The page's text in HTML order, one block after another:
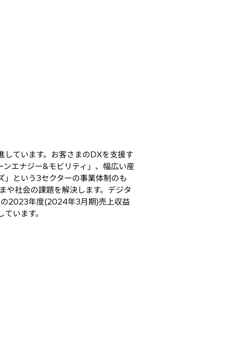
しています。お客さまのDXを支援す
エナジー&モビリティ」、幅広い産
」という3セクターの事業体制のも
や社会の課題を解決します。デジタ
の2023年度(2024年3月期)売上収益
います。